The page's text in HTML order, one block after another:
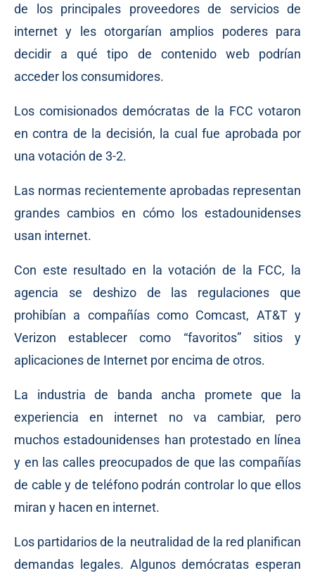
de los principales proveedores de servicios de
internet y les otorgarían amplios poderes para
decidir a qué tipo de contenido web podrían
acceder los consumidores.
Los comisionados demócratas de la FCC votaron
en contra de la decisión, la cual fue aprobada por
una votación de 3-2.
Las normas recientemente aprobadas representan
grandes cambios en cómo los estadounidenses
usan internet.
Con este resultado en la votación de la FCC, la
agencia se deshizo de las regulaciones que
prohibían a compañías como Comcast, AT&T y
Verizon establecer como “favoritos” sitios y
aplicaciones de Internet por encima de otros.
La industria de banda ancha promete que la
experiencia en internet no va cambiar, pero
muchos estadounidenses han protestado en línea
y en las calles preocupados de que las compañías
de cable y de teléfono podrán controlar lo que ellos
miran y hacen en internet.
Los partidarios de la neutralidad de la red planifican
demandas legales. Algunos demócratas esperan